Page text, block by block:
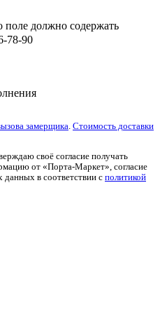
поле должно содержать
78-90
замерщика Стоимость доставки
своё согласие получать
от «Порта-Маркет», согласие
данных в соответствии с политикой